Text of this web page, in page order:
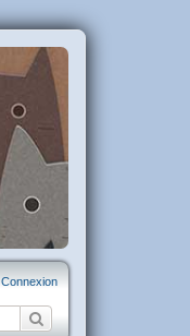
Connexion